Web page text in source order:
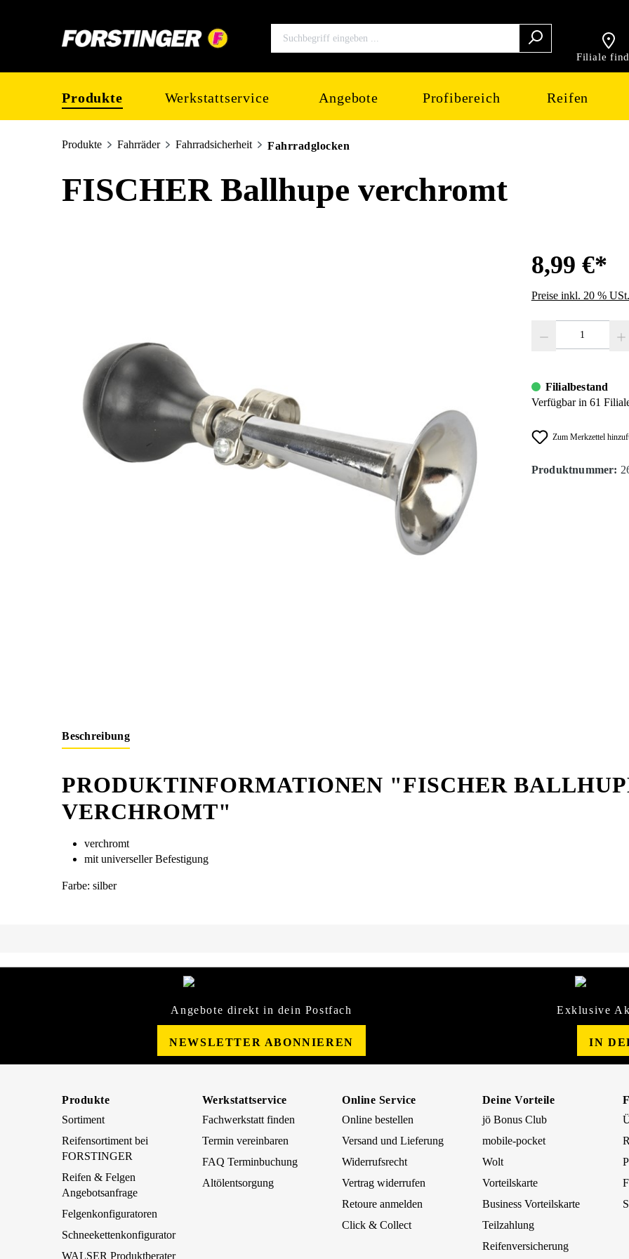
Filiale
Produkte Werkstattservice Angebote Profibereich Reifen
Produkte Fahrräder Fahrradsicherheit Fahrradglocken
FISCHER Ballhupe verchromt
8,99 €*
Preise inkl. 20 %
Filialbestand
Verfügbar in 61
Zum Merkzettel
Produktnummer:
Beschreibung
PRODUKTINFORMATIONEN "FISCHER
VERCHROMT"
verchromt
mit universeller Befestigung
Farbe: silber
Angebote direkt in dein Postfach
NEWSLETTER ABONNIEREN
Exklusive
IN
Produkte
Sortiment
Reifensortiment bei
FORSTINGER
Reifen & Felgen
Angebotsanfrage
Felgenkonfiguratoren
Schneekettenkonfigurator
WALSER Produktberater
Werkstattservice
Fachwerkstatt finden
Termin vereinbaren
FAQ Terminbuchung
Altölentsorgung
Online Service
Online bestellen
Versand und Lieferung
Widerrufsrecht
Vertrag widerrufen
Retoure anmelden
Click & Collect
Deine Vorteile
jö Bonus Club
mobile-pocket
Wolt
Vorteilskarte
Business Vorteilskarte
Teilzahlung
Reifenversicherung